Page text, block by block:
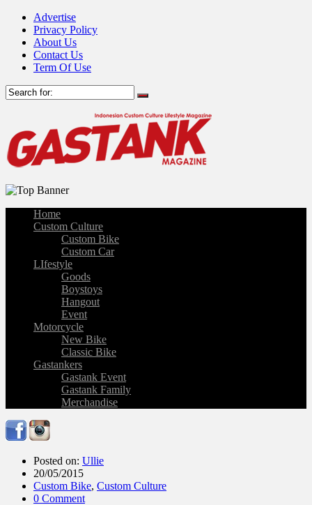
Advertise
Privacy Policy
About Us
Contact Us
Term Of Use
Home
Custom Culture
Custom Bike
Custom Car
LIfestyle
Goods
Boystoys
Hangout
Event
Motorcycle
New Bike
Classic Bike
Gastankers
Gastank Event
Gastank Family
Merchandise
Posted on: Ullie
20/05/2015
Custom Bike, Custom Culture
0 Comment